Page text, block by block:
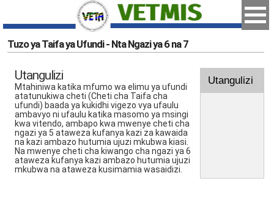
Tuzo ya Taifa ya Ufundi - Nta Ngazi ya 6 na 7
Utangulizi
Mtahiniwa katika mfumo wa elimu ya ufundi
atatunukiwa cheti (Cheti cha Taifa cha
ufundi) baada ya kukidhi vigezo vya ufaulu
ambavyo ni ufaulu katika masomo ya msingi
kwa vitendo, ambapo kwa mwenye cheti cha
ngazi ya 5 ataweza kufanya kazi za kawaida
na kazi ambazo hutumia ujuzi mkubwa kiasi.
Na mwenye cheti cha kiwango cha ngazi ya 6
ataweza kufanya kazi ambazo hutumia ujuzi
mkubwa na ataweza kusimamia wasaidizi.
Utangulizi